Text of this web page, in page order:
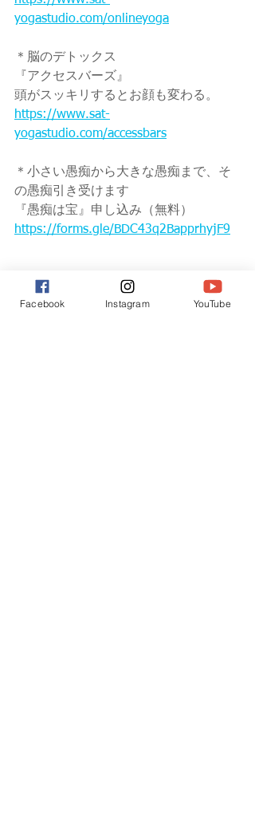
yogastudio.com/onlineyoga
＊脳のデトックス
『アクセスバーズ』
頭がスッキリするとお顔も変わる。
https://www.sat-
yogastudio.com/accessbars
＊小さい愚痴から大きな愚痴まで、そ
の愚痴引き受けます
『愚痴は宝』申し込み（無料）
https://forms.gle/BDC43q2BapprhyjF9
Facebook Instagram YouTube